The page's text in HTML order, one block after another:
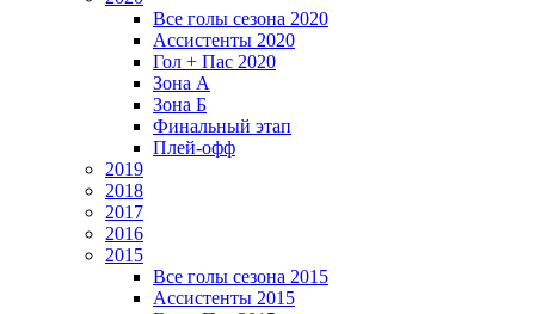
Все голы сезона 2020
Ассистенты 2020
Гол + Пас 2020
Зона А
Зона Б
Финальный этап
Плей-офф
2019
2018
2017
2016
2015
Все голы сезона 2015
Ассистенты 2015